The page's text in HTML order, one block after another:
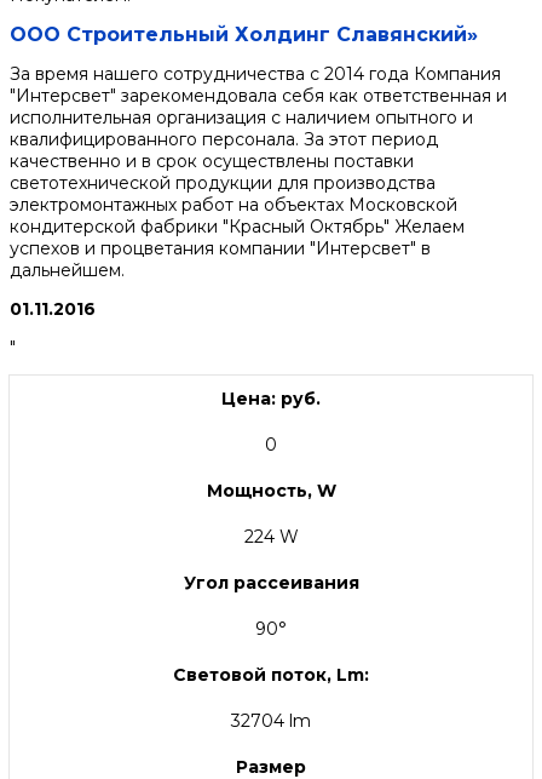
ООО Строительный Холдинг Славянский»
За время нашего сотрудничества с 2014 года Компания
"Интерсвет" зарекомендовала себя как ответственная и
исполнительная организация с наличием опытного и
квалифицированного персонала. За этот период
качественно и в срок осуществлены поставки
светотехнической продукции для производства
электромонтажных работ на объектах Московской
кондитерской фабрики "Красный Октябрь" Желаем
успехов и процветания компании "Интерсвет" в
дальнейшем.
01.11.2016
"
Цена: руб.
0
Мощность, W
224 W
Угол рассеивания
90°
Световой поток, Lm:
32704 lm
Размер